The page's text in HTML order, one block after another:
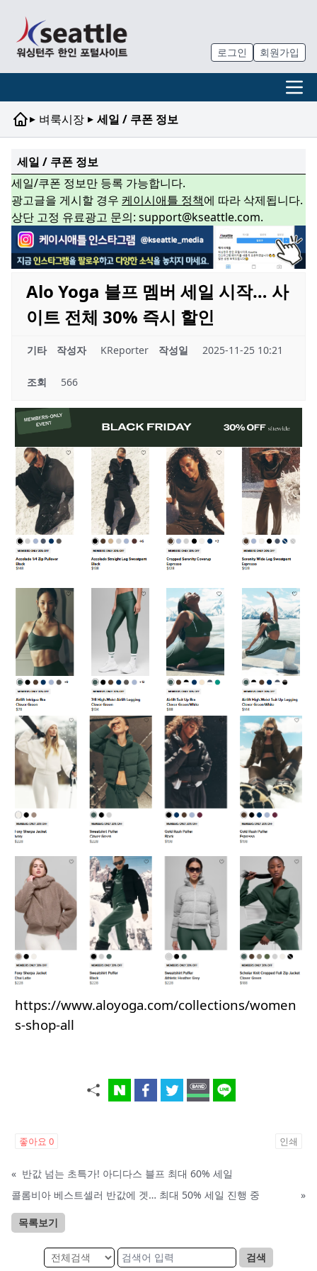
로그인 회원가입
▸ 벼룩시장 ▸ 세일 / 쿠폰 정보
세일 / 쿠폰 정보
세일/쿠폰 정보만 등록 가능합니다.
광고글을 게시할 경우 케이시애틀 정책에 따라 삭제됩니다.
상단 고정 유료광고 문의: support@kseattle.com.
Alo Yoga 블프 멤버 세일 시작… 사
이트 전체 30% 즉시 할인
기타 작성자 KReporter 작성일 2025-11-25 10:21
조회 566
https://www.aloyoga.com/collections/women
s-shop-all
좋아요 0 인쇄
« 반값 넘는 초특가! 아디다스 블프 최대 60% 세일
콜롬비아 베스트셀러 반값에 겟… 최대 50% 세일 진행 중
»
목록보기
검색